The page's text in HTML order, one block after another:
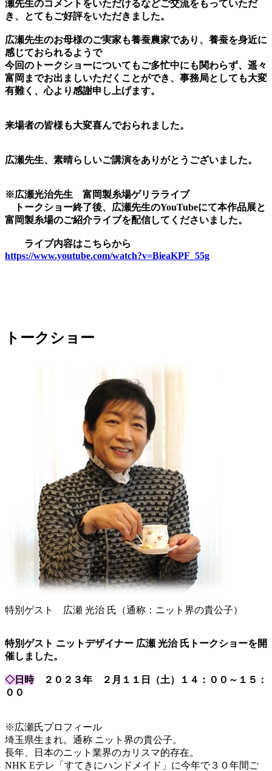
瀬先生のコメントをいただけるなどご交流をもっていただ
き、とてもご好評をいただきました。
広瀬先生のお母様のご実家も養蚕農家であり、養蚕を身近に
感じておられるようで
今回のトークショーについてもご多忙中にも関わらず、遥々
富岡までお出ましいただくことができ、事務局としても大変
有難く、心より感謝申し上げます。
来場者の皆様も大変喜んでおられました。
広瀬先生、素晴らしいご講演をありがとうございました。
※広瀬光治先生 富岡製糸場ゲリラライブ
トークショー終了後、広瀬先生のYouTubeにて本作品展と
富岡製糸場のご紹介ライブを配信してくださいました。
ライブ内容はこちらから
https://www.youtube.com/watch?v=BieaKPF_55g
トークショー
特別ゲスト 広瀬 光治 氏（通称：ニット界の貴公子）
特別ゲスト ニットデザイナー 広瀬 光治 氏トークショーを開
催しました。
◇日時２０２３年 ２月１１日（土）１４：００～１５：
００
※広瀬氏プロフィール
埼玉県生まれ。通称 ニット界の貴公子。
長年、日本のニット業界のカリスマ的存在。
NHK Eテレ「すてきにハンドメイド」に今年で３０年間ご